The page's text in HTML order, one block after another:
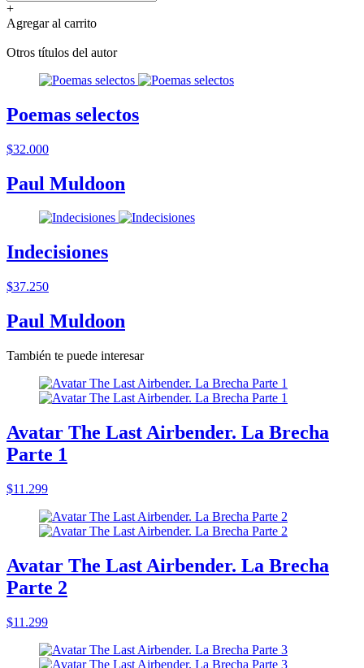
+
Agregar al carrito
Otros títulos del autor
Poemas selectos
$32.000
Paul Muldoon
Indecisiones
$37.250
Paul Muldoon
También te puede interesar
Avatar The Last Airbender. La Brecha
Parte 1
$11.299
Avatar The Last Airbender. La Brecha
Parte 2
$11.299